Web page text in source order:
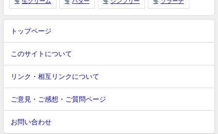
トップページ
このサイトについて
リンク・相互リンクについて
ご意見・ご感想・ご質問ページ
お問い合わせ